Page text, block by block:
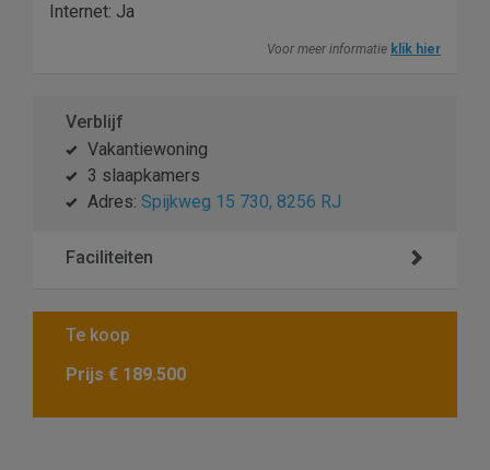
Internet: Ja
Voor meer informatie klik hier
Verblijf
Vakantiewoning
3 slaapkamers
Adres: Spijkweg 15 730, 8256 RJ
Faciliteiten
Te koop
Prijs € 189.500